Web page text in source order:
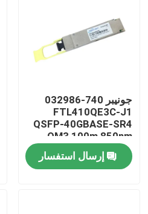
جونيبر 740-032986
FTL410QE3C-J1
QSFP-40GBASE-SR4
OM3 100m 850nm
معدات الألياف الضوئية
Finisarإرسال استفسار